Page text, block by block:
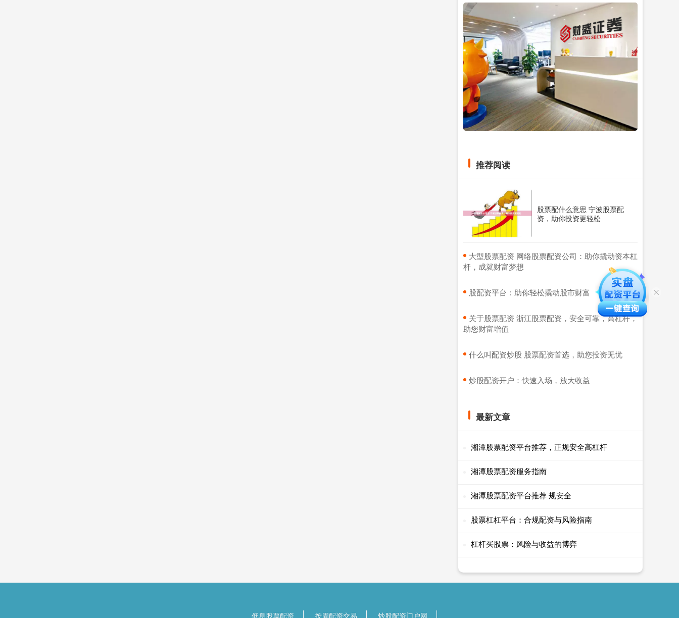
推荐阅读
股票配什么意思 宁波股票配
资，助你投资更轻松
​大型股票配资 网络股票配资公司：助你撬动资本杠
杆，成就财富梦想
​股配资平台：助你轻松撬动股市财富
​关于股票配资 浙江股票配资，安全可靠，高杠杆，
助您财富增值
​什么叫配资炒股 股票配资首选，助您投资无忧
​炒股配资开户：快速入场，放大收益
最新文章
湘潭股票配资平台推荐，正规安全高杠杆
湘潭股票配资服务指南
湘潭股票配资平台推荐 规安全
股票杠杠平台：合规配资与风险指南
杠杆买股票：风险与收益的博弈
低息股票配资 按周配资交易 炒股配资门户网